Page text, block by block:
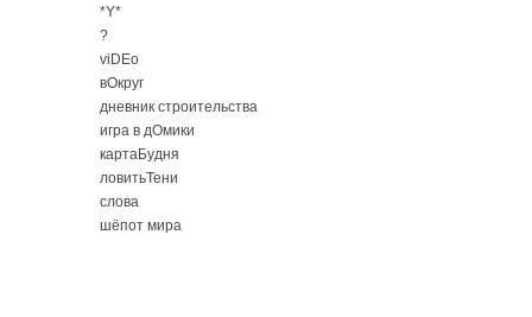
*Y*
?
viDEo
вОкруг
дневник строительства
игра в дОмики
картаБудня
ловитьТени
слова
шёпот мира